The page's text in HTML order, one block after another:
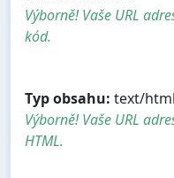
Výborně! Vaše URL
kód.
Typ obsahu: text/html
Výborně! Vaše URL
HTML.